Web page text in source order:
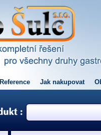
Reference Jak nakupovat